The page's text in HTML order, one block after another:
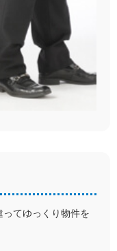
てゆっくり物件を